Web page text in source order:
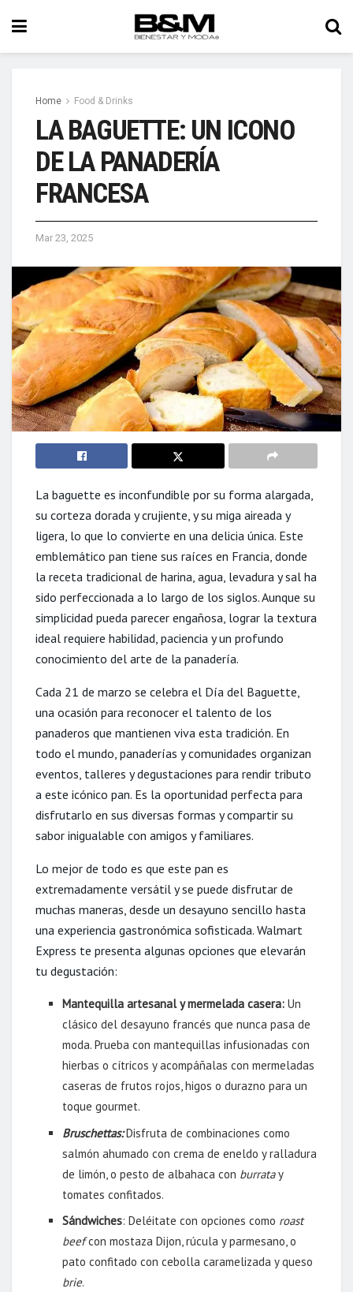
Home Food & Drinks
LA BAGUETTE: UN ICONO
DE LA PANADERÍA
FRANCESA
Mar 23, 2025
La baguette es inconfundible por su forma alargada,
su corteza dorada y crujiente, y su miga aireada y
ligera, lo que lo convierte en una delicia única. Este
emblemático pan tiene sus raíces en Francia, donde
la receta tradicional de harina, agua, levadura y sal ha
sido perfeccionada a lo largo de los siglos. Aunque su
simplicidad pueda parecer engañosa, lograr la textura
ideal requiere habilidad, paciencia y un profundo
conocimiento del arte de la panadería.
Cada 21 de marzo se celebra el Día del Baguette,
una ocasión para reconocer el talento de los
panaderos que mantienen viva esta tradición. En
todo el mundo, panaderías y comunidades organizan
eventos, talleres y degustaciones para rendir tributo
a este icónico pan. Es la oportunidad perfecta para
disfrutarlo en sus diversas formas y compartir su
sabor inigualable con amigos y familiares.
Lo mejor de todo es que este pan es
extremadamente versátil y se puede disfrutar de
muchas maneras, desde un desayuno sencillo hasta
una experiencia gastronómica sofisticada. Walmart
Express te presenta algunas opciones que elevarán
tu degustación:
Mantequilla artesanal y mermelada casera: Un
clásico del desayuno francés que nunca pasa de
moda. Prueba con mantequillas infusionadas con
hierbas o cítricos y acompáñalas con mermeladas
caseras de frutos rojos, higos o durazno para un
toque gourmet.
Bruschettas:Disfruta de combinaciones como
salmón ahumado con crema de eneldo y ralladura
de limón, o pesto de albahaca con burratay
tomates confitados.
Sándwiches: Deléitate con opciones como roast
beefcon mostaza Dijon, rúcula y parmesano, o
pato confitado con cebolla caramelizada y queso
brie.